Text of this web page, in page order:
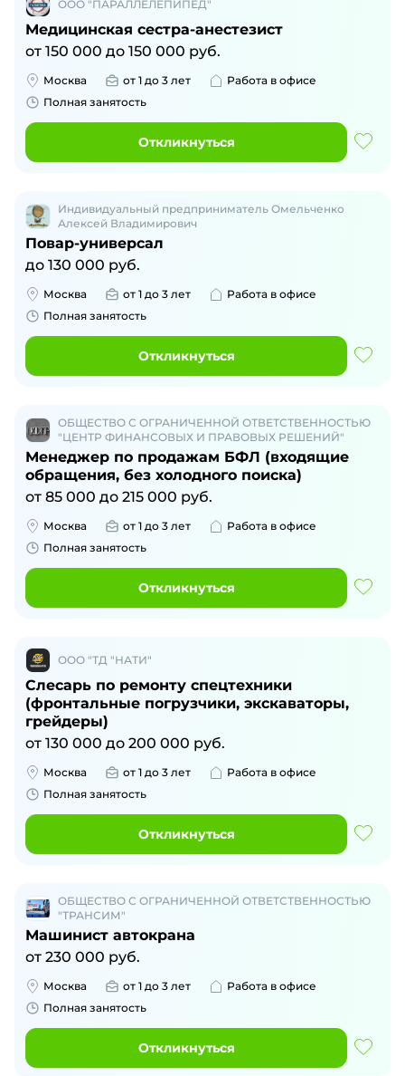
ООО "ПАРАЛЛЕЛЕПИПЕД"
Медицинская сестра-анестезист
от 150 000 до 150 000 руб.
Москва от 1 до 3 лет
Работа в офисе
Полная занятость
Откликнуться
Индивидуальный предприниматель Омельченко
Алексей Владимирович
Повар-универсал
до 130 000 руб.
Москва от 1 до 3 лет
Работа в офисе
Полная занятость
Откликнуться
ОБЩЕСТВО С ОГРАНИЧЕННОЙ ОТВЕТСТВЕННОСТЬЮ
"ЦЕНТР ФИНАНСОВЫХ И ПРАВОВЫХ РЕШЕНИЙ"
Менеджер по продажам БФЛ (входящие
обращения, без холодного поиска)
от 85 000 до 215 000 руб.
Москва от 1 до 3 лет
Работа в офисе
Полная занятость
Откликнуться
ООО "ТД "НАТИ"
Слесарь по ремонту спецтехники
(фронтальные погрузчики, экскаваторы,
грейдеры)
от 130 000 до 200 000 руб.
Москва от 1 до 3 лет
Работа в офисе
Полная занятость
Откликнуться
ОБЩЕСТВО С ОГРАНИЧЕННОЙ ОТВЕТСТВЕННОСТЬЮ
"ТРАНСИМ"
Машинист автокрана
от 230 000 руб.
Москва от 1 до 3 лет
Работа в офисе
Полная занятость
Откликнуться